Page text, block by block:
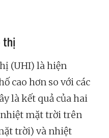
thị
(UHI) là hiện
cao hơn so với các
là kết quả của hai
mặt trời trên
trời) và nhiệt